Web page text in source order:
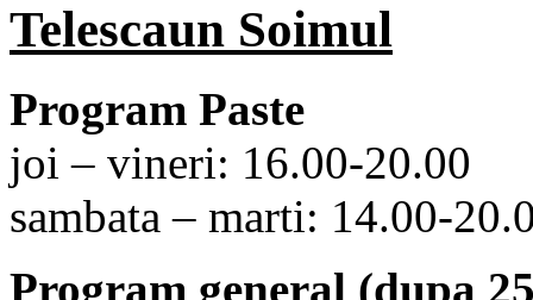
Telescaun Soimul
Program Paste
joi – vineri: 16.00-20.00
sambata – marti: 14.00-
Program general (dupa